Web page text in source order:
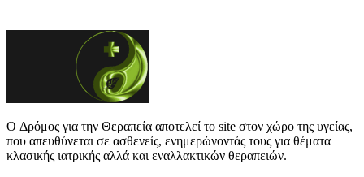
O Δρόμος για την Θεραπεία αποτελεί το site στον χώρο της υγείας,
που απευθύνεται σε ασθενείς, ενημερώνοντάς τους για θέματα
κλασικής ιατρικής αλλά και εναλλακτικών θεραπειών.